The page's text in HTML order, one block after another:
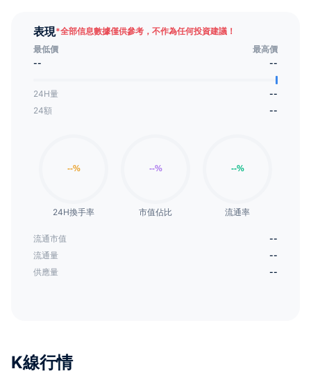
表現*全部信息數據僅供參考，不作為任何投資建議！
最低價
最高價
--
--
24H量
--
24額
--
24H換手率 市值佔比 流通率
流通市值
--
流通量
--
供應量
--
K線行情